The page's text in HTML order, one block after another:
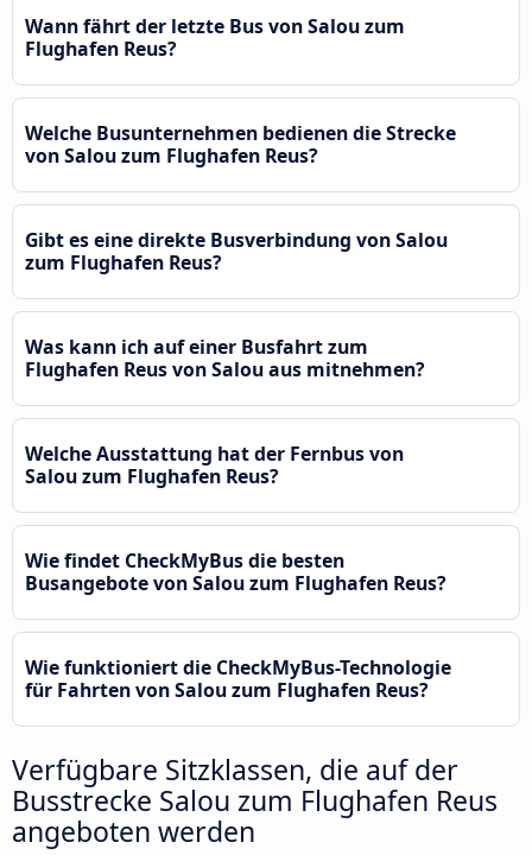
Wann fährt der letzte Bus von Salou zum
Flughafen Reus?
Welche Busunternehmen bedienen die Strecke
von Salou zum Flughafen Reus?
Gibt es eine direkte Busverbindung von Salou
zum Flughafen Reus?
Was kann ich auf einer Busfahrt zum
Flughafen Reus von Salou aus mitnehmen?
Welche Ausstattung hat der Fernbus von
Salou zum Flughafen Reus?
Wie findet CheckMyBus die besten
Busangebote von Salou zum Flughafen Reus?
Wie funktioniert die CheckMyBus-Technologie
für Fahrten von Salou zum Flughafen Reus?
Verfügbare Sitzklassen, die auf der
Busstrecke Salou zum Flughafen Reus
angeboten werden